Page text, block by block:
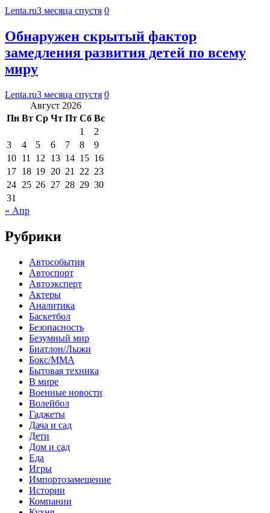
Lenta.ru3 месяца спустя 0
Обнаружен скрытый фактор
замедления развития детей по всему
миру
Lenta.ru3 месяца спустя 0
Август 2026
Пн Вт Ср Чт Пт Сб Вс
1
2
3
4 5 6 7 8
9
10 11 12 13 14 15 16
17 18 19 20 21 22 23
24 25 26 27 28 29 30
31
« Апр
Рубрики
Автособытия
Автоспорт
Автоэксперт
Актеры
Аналитика
Баскетбол
Безопасность
Безумный мир
Биатлон/Лыжи
Бокс/MMA
Бытовая техника
В мире
Военные новости
Волейбол
Гаджеты
Дача и сад
Дети
Дом и сад
Еда
Игры
Импортозамещение
Истории
Компании